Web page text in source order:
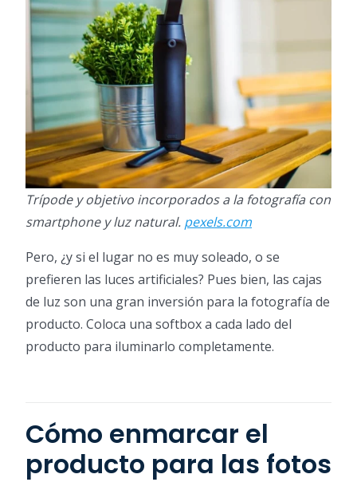
Trípode y objetivo incorporados a la fotografía con
smartphone y luz natural. pexels.com
Pero, ¿y si el lugar no es muy soleado, o se
prefieren las luces artificiales? Pues bien, las cajas
de luz son una gran inversión para la fotografía de
producto. Coloca una softbox a cada lado del
producto para iluminarlo completamente.
Cómo enmarcar el
producto para las fotos